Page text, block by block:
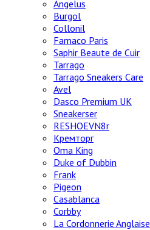
Angelus
Burgol
Collonil
Famaco Paris
Saphir Beaute de Cuir
Tarrago
Tarrago Sneakers Care
Avel
Dasco Premium UK
Sneakerser
RESHOEVN8r
Кремторг
Oma King
Duke of Dubbin
Frank
Pigeon
Casablanca
Corbby
La Cordonnerie Anglaise